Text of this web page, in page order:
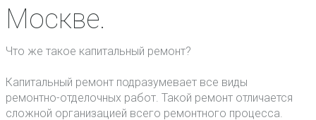
Москве.
Что же такое капитальный ремонт?
Капитальный ремонт подразумевает все виды
ремонтно-отделочных работ. Такой ремонт отличается
сложной организацией всего ремонтного процесса.